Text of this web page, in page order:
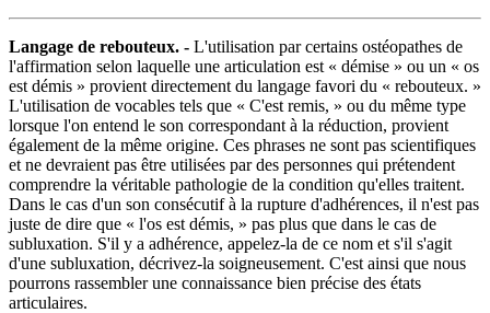
Langage de rebouteux. - L'utilisation par certains ostéopathes de
l'affirmation selon laquelle une articulation est « démise » ou un « os
est démis » provient directement du langage favori du « rebouteux. »
L'utilisation de vocables tels que « C'est remis, » ou du même type
lorsque l'on entend le son correspondant à la réduction, provient
également de la même origine. Ces phrases ne sont pas scientifiques
et ne devraient pas être utilisées par des personnes qui prétendent
comprendre la véritable pathologie de la condition qu'elles traitent.
Dans le cas d'un son consécutif à la rupture d'adhérences, il n'est pas
juste de dire que « l'os est démis, » pas plus que dans le cas de
subluxation. S'il y a adhérence, appelez-la de ce nom et s'il s'agit
d'une subluxation, décrivez-la soigneusement. C'est ainsi que nous
pourrons rassembler une connaissance bien précise des états
articulaires.